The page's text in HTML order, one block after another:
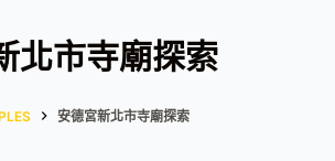
北市寺廟探索
安德宮新北市寺廟探索